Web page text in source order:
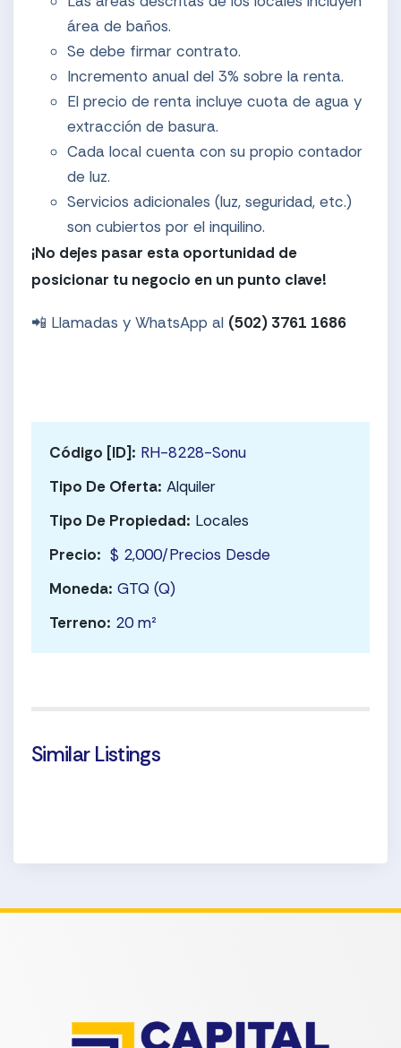
área de baños.
Se debe firmar contrato.
Incremento anual del 3% sobre la renta.
El precio de renta incluye cuota de agua y
extracción de basura.
Cada local cuenta con su propio contador
de luz.
Servicios adicionales (luz, seguridad, etc.)
son cubiertos por el inquilino.
¡No dejes pasar esta oportunidad de
posicionar tu negocio en un punto clave!
📲 Llamadas y WhatsApp al (502) 3761 1686
Código [ID]: RH-8228-Sonu
Tipo De Oferta: Alquiler
Tipo De Propiedad: Locales
Precio: $ 2,000/Precios Desde
Moneda: GTQ (Q)
Terreno: 20 m²
Similar Listings